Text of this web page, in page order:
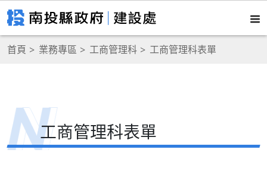
首頁 業務專區 工商管理科 工商管理科表單
工商管理科表單